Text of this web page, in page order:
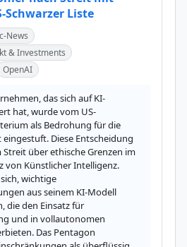
Schwarzer Liste
News
& Investments
OpenAI
das sich auf KI-
hat, wurde vom US-
als Bedrohung für die
Diese Entscheidung
über ethische Grenzen im
von Künstlicher Intelligenz.
wichtige
aus seinem KI-Modell
die den Einsatz für
und in vollautonomen
Das Pentagon